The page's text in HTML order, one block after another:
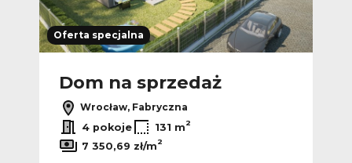
Oferta specjalna
Dom na sprzedaż
Wrocław, Fabryczna
4 pokoje
131 m2
7 350,69 zł/m2